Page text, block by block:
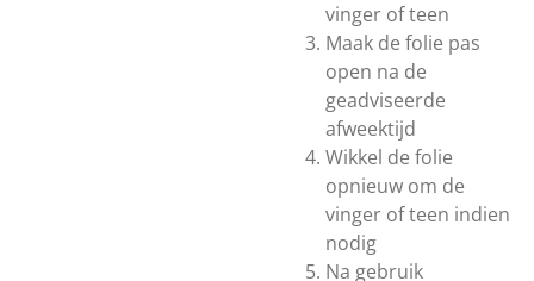
vinger of teen
Maak de folie pas
open na de
geadviseerde
afweektijd
Wikkel de folie
opnieuw om de
vinger of teen indien
nodig
Na gebruik